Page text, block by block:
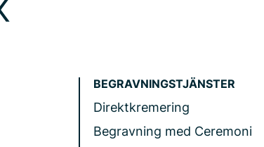
BEGRAVNINGSTJÄNSTER
Direktkremering
Begravning med Ceremoni